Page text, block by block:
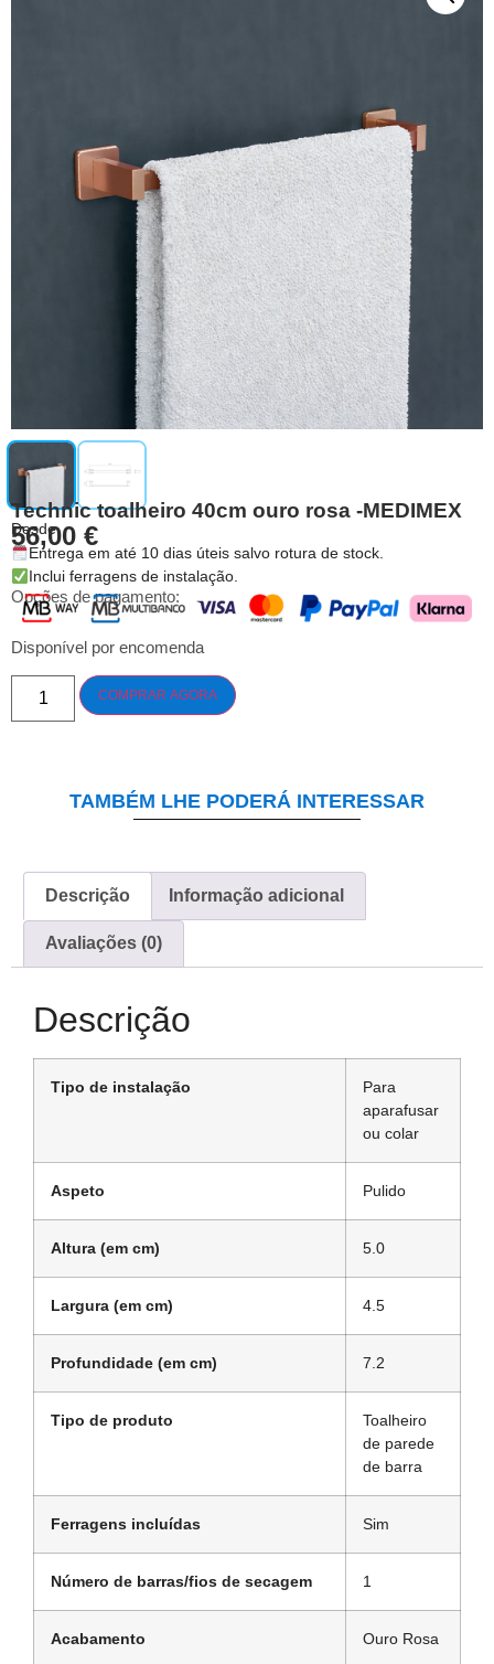
Technic toalheiro 40cm ouro rosa -MEDIMEX
Desde
56,00 €
Entrega em até 10 dias úteis salvo rotura de stock.
Inclui ferragens de instalação.
Opções de pagamento:
Disponível por encomenda
COMPRAR AGORA
TAMBÉM LHE PODERÁ INTERESSAR
Descrição Informação adicional
Avaliações (0)
Descrição
Tipo de instalação
Para
aparafusar
ou colar
Aspeto Pulido
Altura (em cm) 5.0
Largura (em cm) 4.5
Profundidade (em cm) 7.2
Tipo de produto
Toalheiro
de parede
de barra
Ferragens incluídas Sim
Número de barras/fios de secagem 1
Acabamento Ouro Rosa